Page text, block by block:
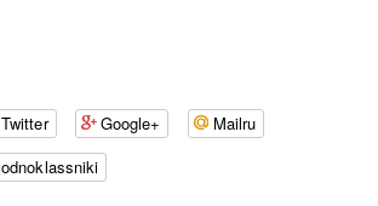
Twitter Google+
Mailru
odnoklassniki